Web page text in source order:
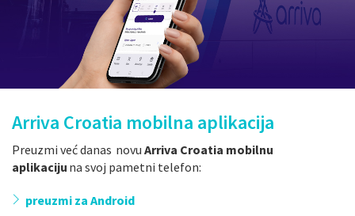
Arriva Croatia mobilna aplikacija
Preuzmi već danas novu Arriva Croatia mobilnu
aplikaciju na svoj pametni telefon:
preuzmi za Android